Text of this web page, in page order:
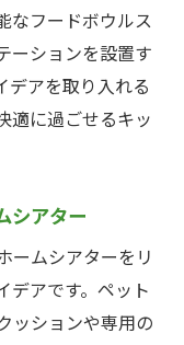
なフードボウルス
ーションを設置す
デアを取り入れる
適に過ごせるキッ
シアター
ームシアターをリ
デアです。ペット
ッションや専用の